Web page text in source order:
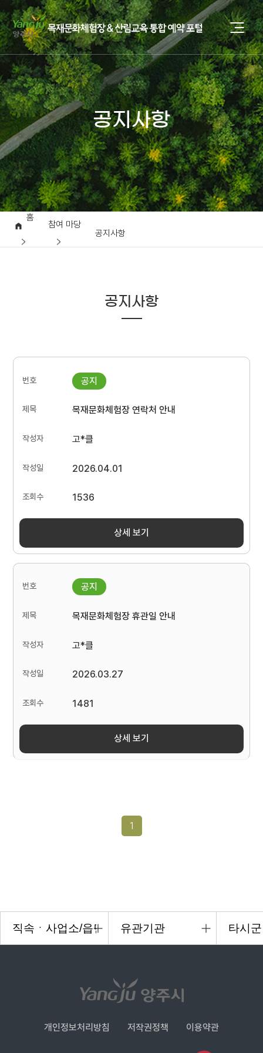
공지사항
홈
참여 마당
공지사항
공지사항
목재문화체험장 연락처 안내
고*클
2026.04.01
1536
상세 보기
목재문화체험장 휴관일 안내
고*클
2026.03.27
1481
상세 보기
1
개인정보처리방침 저작권정책 이용약관